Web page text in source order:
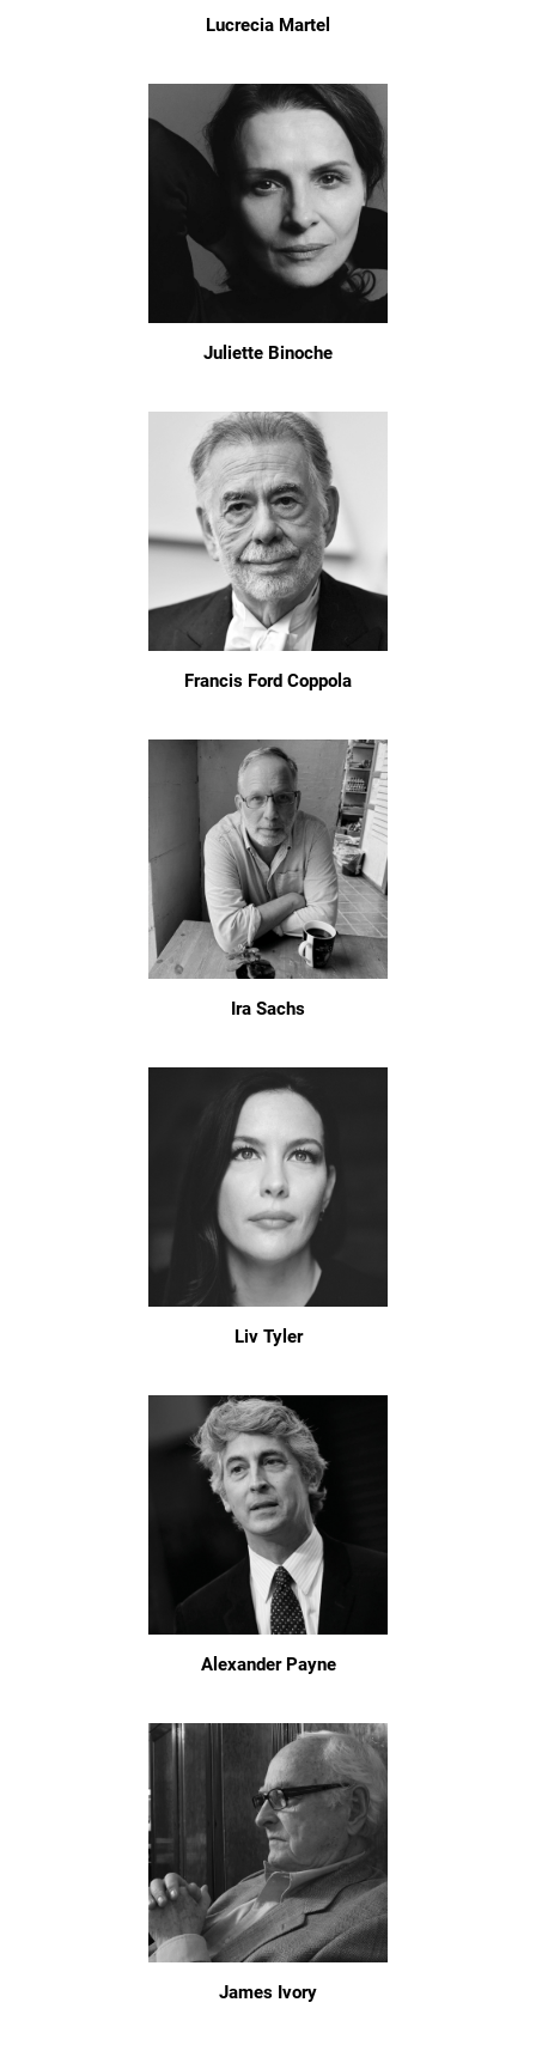
Lucrecia Martel
Juliette Binoche
Francis Ford Coppola
Ira Sachs
Liv Tyler
Alexander Payne
James Ivory